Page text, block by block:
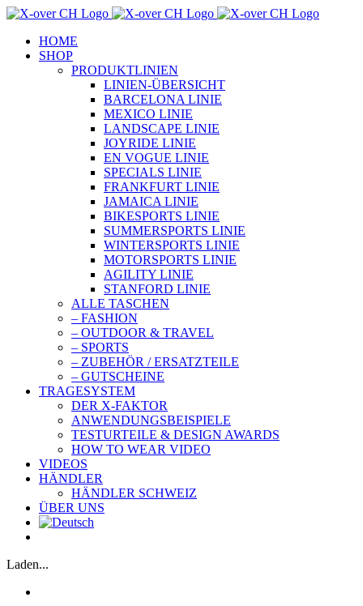
Zum
springenHOME
SHOP
PRODUKTLINIEN
LINIEN-ÜBERSICHT
BARCELONA LINIE
MEXICO LINIE
LANDSCAPE LINIE
JOYRIDE LINIE
EN VOGUE LINIE
SPECIALS LINIE
FRANKFURT LINIE
JAMAICA LINIE
BIKESPORTS LINIE
SUMMERSPORTS LINIE
WINTERSPORTS LINIE
MOTORSPORTS LINIE
AGILITY LINIE
STANFORD LINIE
ALLE TASCHEN
– FASHION
– OUTDOOR & TRAVEL
– SPORTS
– ZUBEHÖR / ERSATZTEILE
– GUTSCHEINE
TRAGESYSTEM
DER X-FAKTOR
ANWENDUNGSBEISPIELE
TESTURTEILE & DESIGN AWARDS
HOW TO WEAR VIDEO
VIDEOS
HÄNDLER
HÄNDLER SCHWEIZ
ÜBER UNS
Laden...